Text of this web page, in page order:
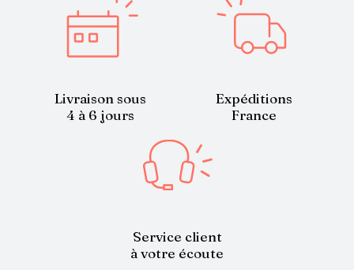
Livraison sous
4 à 6 jours
Expéditions
France
Service client
à votre écoute